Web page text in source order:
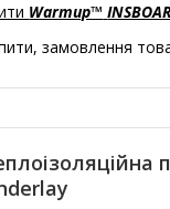
Warmup™
замовлення